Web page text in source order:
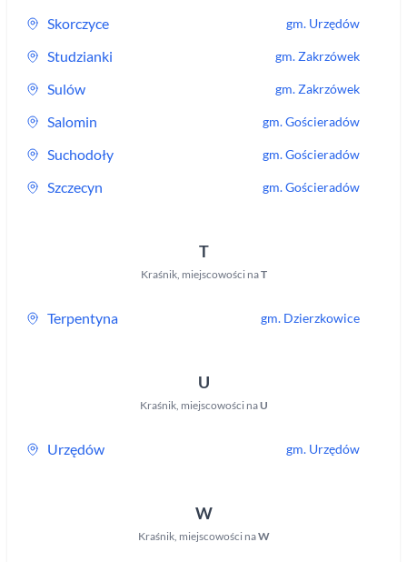
Skorczyce gm. Urzędów
Studzianki gm.Zakrzówek
Sulów gm.Zakrzówek
Salomin gm.Gościeradów
Suchodoły gm.Gościeradów
Szczecyn gm.Gościeradów
T
Kraśnik, miejscowości naT
Terpentyna gm. Dzierzkowice
U
Kraśnik, miejscowości naU
Urzędów gm. Urzędów
W
Kraśnik, miejscowości naW